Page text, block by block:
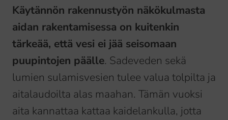
Käytännön rakennustyön näkökulmasta
aidan rakentamisessa on kuitenkin
tärkeää, että vesi ei jää seisomaan
puupintojen päälle. Sadeveden sekä
lumien sulamisvesien tulee valua tolpilta ja
aitalaudoilta alas maahan. Tämän vuoksi
aita kannattaa kattaa kaidelankulla, jotta